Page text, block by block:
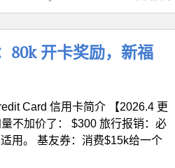
80k 开卡奖励，新福
Card 信用卡简介 【2026.4 更
不加价了： $300 旅行报销：必
用。 基友券：消费$15k给一个